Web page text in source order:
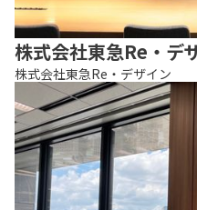
株式会社東急Re・デ
株式会社東急Re・デザイン